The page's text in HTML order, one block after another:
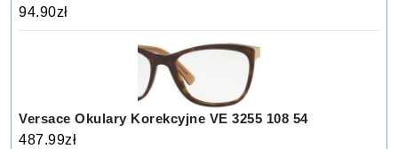
94.90zł
Versace Okulary Korekcyjne VE 3255 108 54
487.99zł